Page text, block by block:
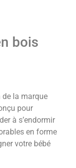
bois
de la marque
pour
à s’endormir
en forme
votre bébé